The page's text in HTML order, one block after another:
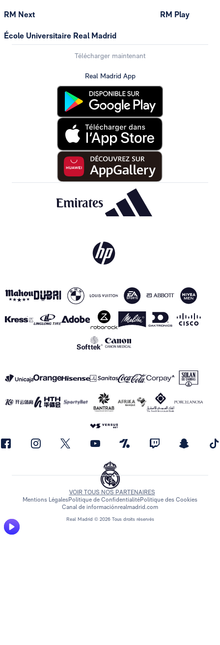
RM Next
École Universitaire Real Madrid
RM Play
Télécharger maintenant
Real Madrid App
Real Madrid © 2026 Tous droits réservés
VOIR TOUS NOS PARTENAIRES
Mentions LégalesPolitique de ConfidentialitéPolitique des Cookies
Canal de informaciónrealmadrid.com